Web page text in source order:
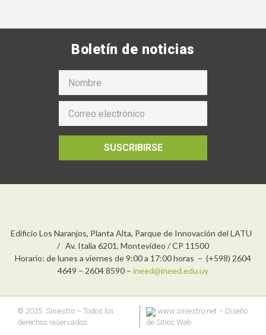
Boletín de noticias
SUSCRIBIRSE
Edificio Los Naranjos, Planta Alta, Parque de Innovación del LATU
/ Av. Italia 6201, Montevideo / CP 11500
Horario: de lunes a viernes de 9:00 a 17:00 horas – (+598) 2604
4649 – 2604 8590 – ineed@ineed.edu.uy
© 2025. Siniestro – Todos los
derechos reservados
www.siniestro.net– Diseño
de Sitios Web